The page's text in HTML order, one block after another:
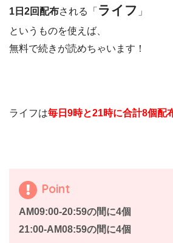
1日2回配布される「 ライフ 」
というものを使えば、
無料で続きが読めちゃいます！
ライフは毎日9時と21時に合計8個配
Point
AM09:00-20:59の間に4個
21:00-AM08:59の間に4個